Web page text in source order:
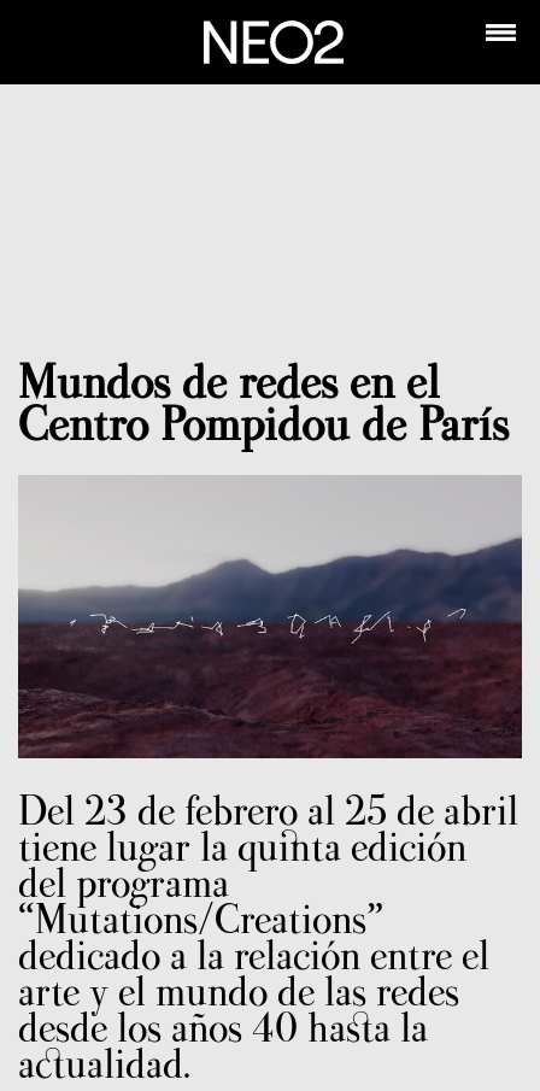
Mundos de redes en el
Centro Pompidou de París
Del 23 de febrero al 25 de abril
tiene lugar la quinta edición
del programa
“Mutations/Creations”
dedicado a la relación entre el
arte y el mundo de las redes
desde los años 40 hasta la
actualidad.